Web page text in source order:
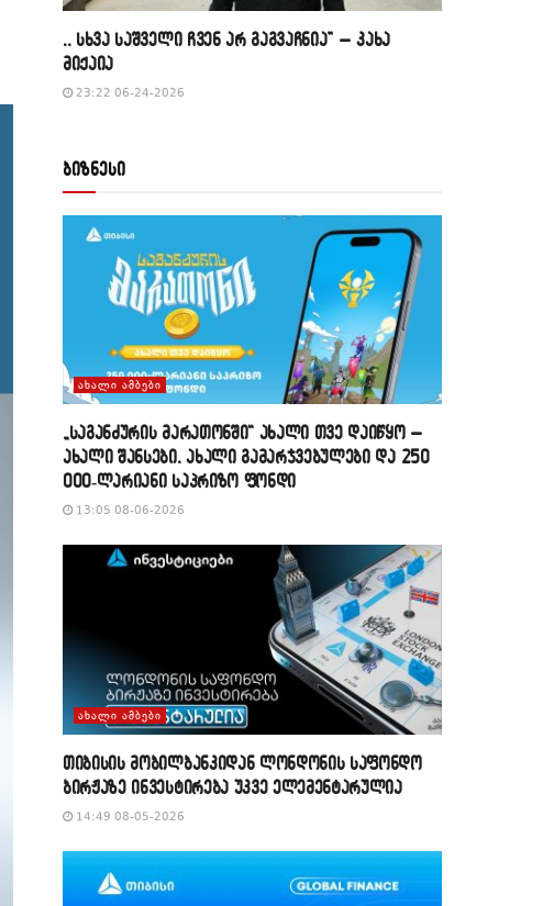
,, სხვა საშველი ჩვენ არ გაგვაჩნია” – კახა
მიქაია
23:22 06-24-2026
ბიზნესი
ᲐᲮᲐᲚᲘ ᲐᲛᲑᲔᲑᲘ
„საგანძურის მარათონში“ ახალი თვე დაიწყო –
ახალი შანსები, ახალი გამარჯვებულები და 250
000-ლარიანი საპრიზო ფონდი
13:05 08-06-2026
ᲐᲮᲐᲚᲘ ᲐᲛᲑᲔᲑᲘ
თიბისის მობილბანკიდან ლონდონის საფონდო
ბირჟაზე ინვესტირება უკვე ელემენტარულია
14:49 08-05-2026